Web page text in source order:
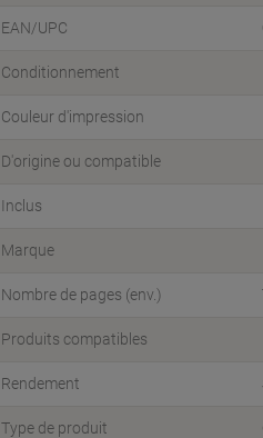
EAN/UPC
Conditionnement
Couleur d'impression
D'origine ou compatible
Inclus
Marque
Nombre de pages (env.)
Produits compatibles
Rendement
Type de produit